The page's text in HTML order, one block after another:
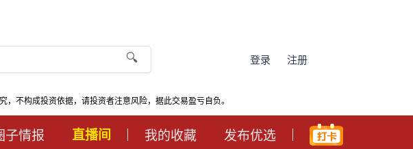
🔍 登录 注册
不构成投资依据，请投资者注意风险，据此交易盈亏自负。
子情报 直播间 我的收藏 发布优选